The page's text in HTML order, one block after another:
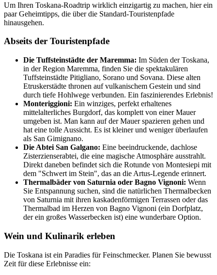
Um Ihren Toskana-Roadtrip wirklich einzigartig zu machen, hier ein
paar Geheimtipps, die über die Standard-Touristenpfade
hinausgehen.
Abseits der Touristenpfade
Die Tuffsteinstädte der Maremma: Im Süden der Toskana,
in der Region Maremma, finden Sie die spektakulären
Tuffsteinstädte Pitigliano, Sorano und Sovana. Diese alten
Etruskerstädte thronen auf vulkanischem Gestein und sind
durch tiefe Hohlwege verbunden. Ein faszinierendes Erlebnis!
Monteriggioni: Ein winziges, perfekt erhaltenes
mittelalterliches Burgdorf, das komplett von einer Mauer
umgeben ist. Man kann auf der Mauer spazieren gehen und
hat eine tolle Aussicht. Es ist kleiner und weniger überlaufen
als San Gimignano.
Die Abtei San Galgano: Eine beeindruckende, dachlose
Zisterzienserabtei, die eine magische Atmosphäre ausstrahlt.
Direkt daneben befindet sich die Rotunde von Montesiepi mit
dem "Schwert im Stein", das an die Artus-Legende erinnert.
Thermalbäder von Saturnia oder Bagno Vignoni: Wenn
Sie Entspannung suchen, sind die natürlichen Thermalbecken
von Saturnia mit ihren kaskadenförmigen Terrassen oder das
Thermalbad im Herzen von Bagno Vignoni (ein Dorfplatz,
der ein großes Wasserbecken ist) eine wunderbare Option.
Wein und Kulinarik erleben
Die Toskana ist ein Paradies für Feinschmecker. Planen Sie bewusst
Zeit für diese Erlebnisse ein: